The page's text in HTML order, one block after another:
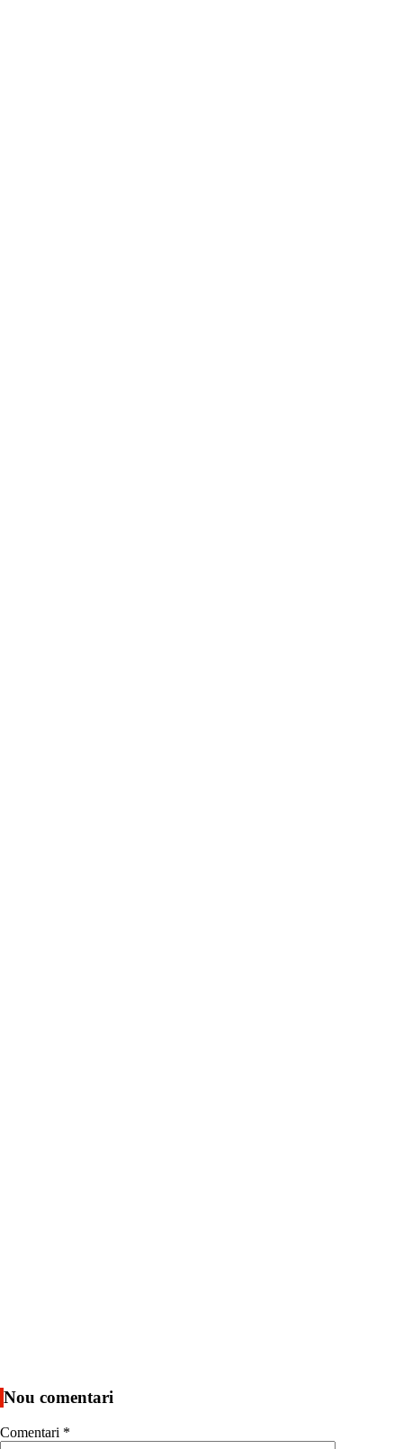
Nou comentari
Comentari *